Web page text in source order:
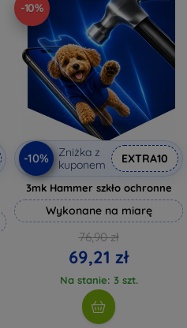
-10%
-10%
Zniżka z
kuponem
EXTRA10
3mk Hammer szkło ochronne
Wykonane na miarę
76,90 zł
69,21 zł
Na stanie: 3 szt.